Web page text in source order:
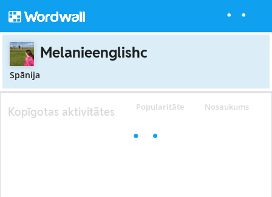
Melanieenglishc
Spānija
Popularitāte Nosaukums
Kopīgotas aktivitātes